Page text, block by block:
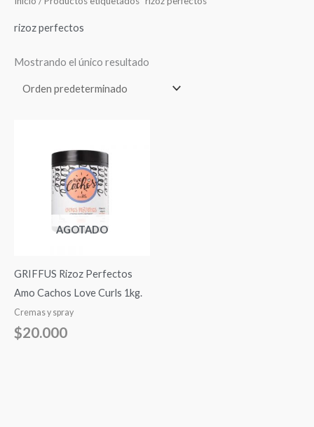
rizoz perfectos
Mostrando el único resultado
AGOTADO
GRIFFUS Rizoz Perfectos
Amo Cachos Love Curls 1kg.
Cremas y spray
$20.000